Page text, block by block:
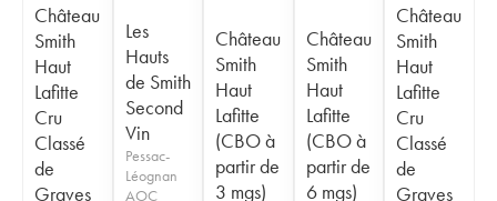
Château
Smith
Haut
Lafitte
Cru
Classé
de
Graves
Les
Hauts
de Smith
Second
Vin
Pessac-
Léognan
AOC
Château
Smith
Haut
Lafitte
(CBO à
partir de
3 mgs)
Château
Smith
Haut
Lafitte
(CBO à
partir de
6 mgs)
Château
Smith
Haut
Lafitte
Cru
Classé
de
Graves